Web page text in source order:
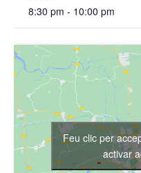
8:30 pm - 10:00 pm
Feu clic per
activar